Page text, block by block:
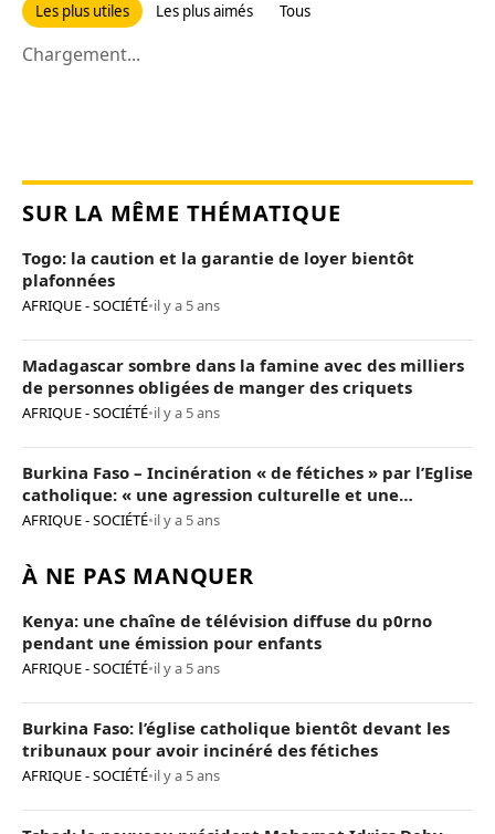
Les plus utiles Les plus aimés Tous
Chargement...
SUR LA MÊME THÉMATIQUE
Togo: la caution et la garantie de loyer bientôt
plafonnées
AFRIQUE - SOCIÉTÉ•il y a 5 ans
Madagascar sombre dans la famine avec des milliers
de personnes obligées de manger des criquets
AFRIQUE - SOCIÉTÉ•il y a 5 ans
Burkina Faso – Incinération « de fétiches » par l’Eglise
catholique: « une agression culturelle et une
provocation de trop »
AFRIQUE - SOCIÉTÉ•il y a 5 ans
À NE PAS MANQUER
Kenya: une chaîne de télévision diffuse du p0rno
pendant une émission pour enfants
AFRIQUE - SOCIÉTÉ•il y a 5 ans
Burkina Faso: l’église catholique bientôt devant les
tribunaux pour avoir incinéré des fétiches
AFRIQUE - SOCIÉTÉ•il y a 5 ans